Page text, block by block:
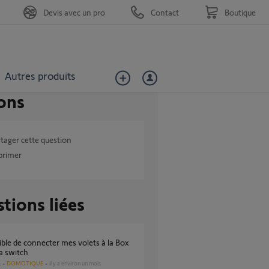
Autres produits
Devis avec un pro Contact Boutique
cette question
liées
switch
DOMOTIQUE il y a environ un mois